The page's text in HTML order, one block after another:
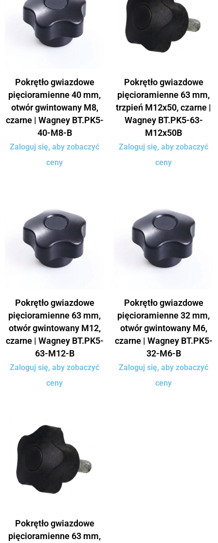
Pokrętło gwiazdowe
pięcioramienne 40 mm,
otwór gwintowany M8,
czarne | Wagney BT.PK5-
40-M8-B
Zaloguj się, aby zobaczyć
ceny
Pokrętło gwiazdowe
pięcioramienne 63 mm,
trzpień M12x50, czarne |
Wagney BT.PK5-63-
M12x50B
Zaloguj się, aby zobaczyć
ceny
Pokrętło gwiazdowe
pięcioramienne 63 mm,
otwór gwintowany M12,
czarne | Wagney BT.PK5-
63-M12-B
Zaloguj się, aby zobaczyć
ceny
Pokrętło gwiazdowe
pięcioramienne 32 mm,
otwór gwintowany M6,
czarne | Wagney BT.PK5-
32-M6-B
Zaloguj się, aby zobaczyć
ceny
Pokrętło gwiazdowe
pięcioramienne 63 mm,